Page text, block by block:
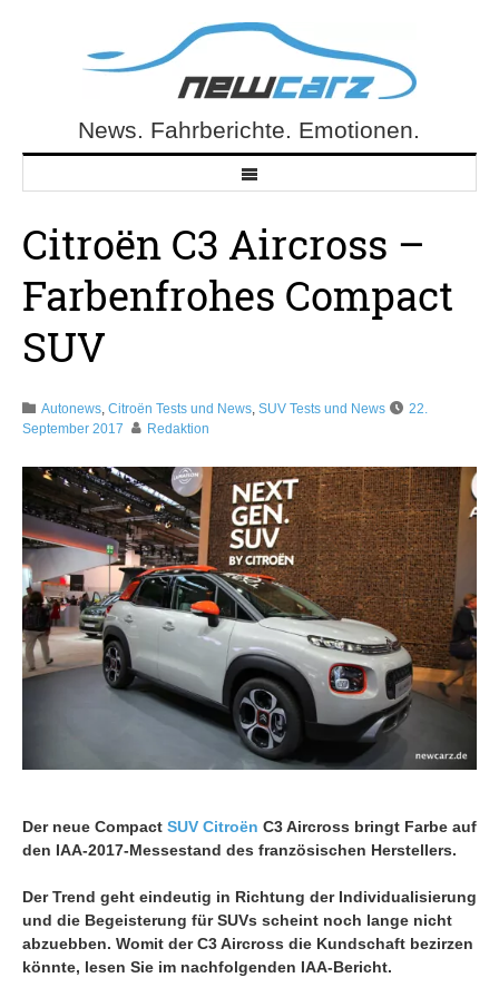
NewCarz.deNews. Fahrberichte. Emotionen.
Citroën C3 Aircross –
Farbenfrohes Compact
SUV
Autonews, Citroën Tests und News, SUV Tests und News
22.
September 2017
Redaktion
Der neue Compact SUV Citroën C3 Aircross bringt Farbe auf
den IAA-2017-Messestand des französischen Herstellers.
Der Trend geht eindeutig in Richtung der Individualisierung
und die Begeisterung für SUVs scheint noch lange nicht
abzuebben. Womit der C3 Aircross die Kundschaft bezirzen
könnte, lesen Sie im nachfolgenden IAA-Bericht.